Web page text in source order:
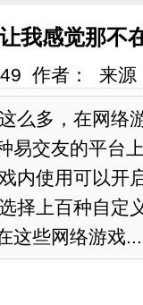
我感觉那不
作者： 来
么多，在网络
易交友的平台
内使用可以开
择上百种自定
这些网络游戏...